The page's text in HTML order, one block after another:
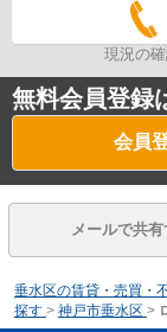
現況の
無料会員登録
会員
メールで共有
垂水区の賃貸・売買・
探す > 神戸市垂水区 >